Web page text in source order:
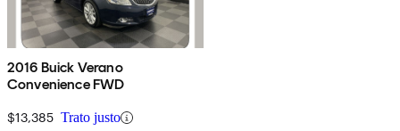
2016 Buick Verano
Convenience FWD
$13,385 Trato justo